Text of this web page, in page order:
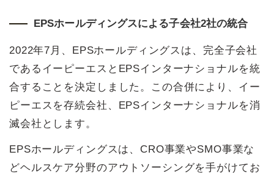
EPSホールディングスによる子会社2社の統合
2022年7月、EPSホールディングスは、完全子会社
であるイーピーエスとEPSインターナショナルを統
合することを決定しました。この合併により、イー
ピーエスを存続会社、EPSインターナショナルを消
滅会社とします。
EPSホールディングスは、CRO事業やSMO事業な
どヘルスケア分野のアウトソーシングを手がけてお